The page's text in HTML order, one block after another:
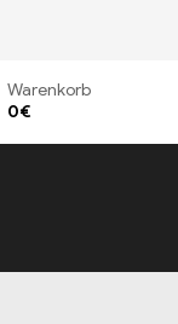
Warenkorb
0€